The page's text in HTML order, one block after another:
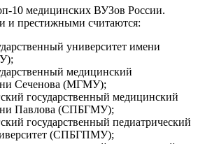
10 медицинских ВУЗов России.
и престижными считаются:
университет имени
медицинский
Сеченова (МГМУ);
государственный медицинский
Павлова (СПБГМУ);
государственный педиатрический
(СПБГПМУ);